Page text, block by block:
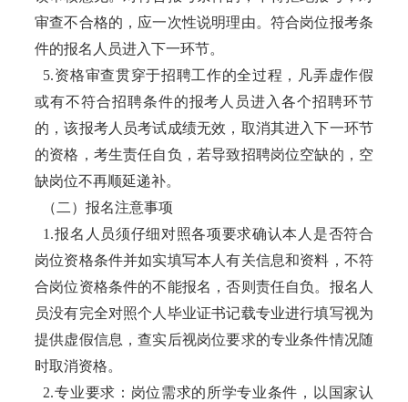
审查不合格的，应一次性说明理由。符合岗位报考条
件的报名人员进入下一环节。
5.资格审查贯穿于招聘工作的全过程，凡弄虚作假
或有不符合招聘条件的报考人员进入各个招聘环节
的，该报考人员考试成绩无效，取消其进入下一环节
的资格，考生责任自负，若导致招聘岗位空缺的，空
缺岗位不再顺延递补。
（二）报名注意事项
1.报名人员须仔细对照各项要求确认本人是否符合
岗位资格条件并如实填写本人有关信息和资料，不符
合岗位资格条件的不能报名，否则责任自负。报名人
员没有完全对照个人毕业证书记载专业进行填写视为
提供虚假信息，查实后视岗位要求的专业条件情况随
时取消资格。
2.专业要求：岗位需求的所学专业条件，以国家认